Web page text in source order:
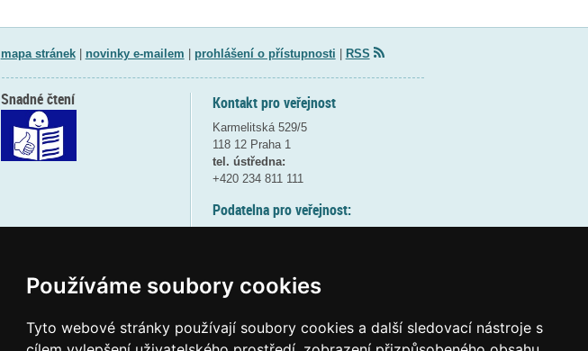
Používáme soubory cookies
Tyto webové stránky používají soubory cookies a další sledovací nástroje s
mapa stránek| novinky e-mailem prohlášení o přístupnosti RSS
Kontakt pro veřejnost
Karmelitská 529/5
118 12 Praha 1
tel. ústředna:
+420 234 811 111
Podatelna pro veřejnost:
(více informací
Snadné čtení